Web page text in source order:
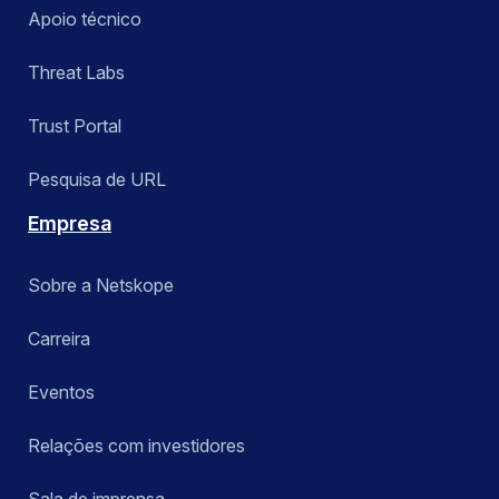
Apoio técnico
Threat Labs
Trust Portal
Pesquisa de URL
Empresa
Sobre a Netskope
Carreira
Eventos
Relações com investidores